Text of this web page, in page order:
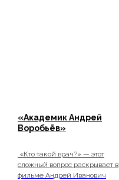
«Академик Андрей
Воробьёв»
«Кто такой врач?» — этот
сложный вопрос раскрывает в
фильме Андрей Иванович